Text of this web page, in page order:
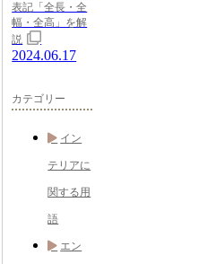
表記「全長・全
幅・全高」を解
説
2024.06.17
カテゴリー
イン
テリアに
関する用
語
エン